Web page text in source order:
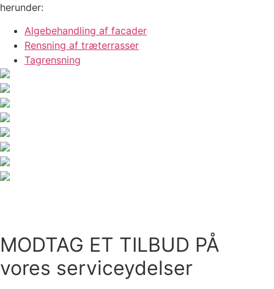
herunder:
Algebehandling af facader
Rensning af træterrasser
Tagrensning
MODTAG ET TILBUD PÅ
vores serviceydelser